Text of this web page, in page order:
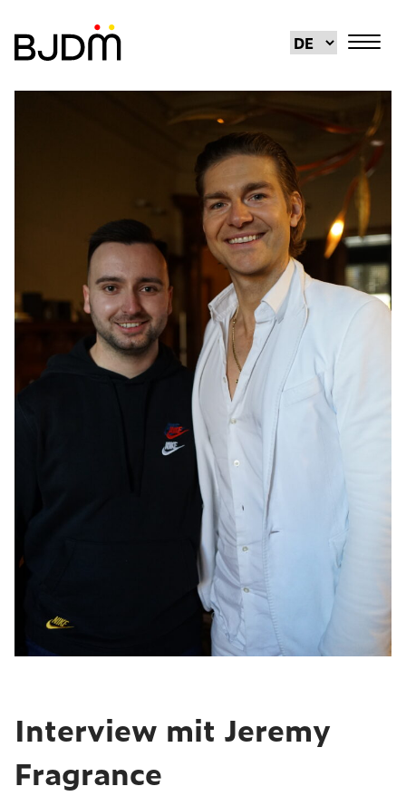
Interview mit Jeremy
Fragrance